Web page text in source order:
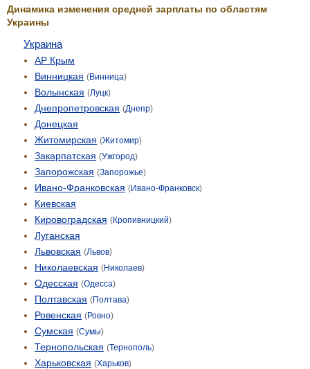
Динамика изменения средней зарплаты по областям
Украины
Украина
АР Крым
Винницкая (Винница)
Волынская (Луцк)
Днепропетровская (Днепр)
Донецкая
Житомирская (Житомир)
Закарпатская (Ужгород)
Запорожская (Запорожье)
Ивано-Франковская (Ивано-Франковск)
Киевская
Кировоградская (Кропивницкий)
Луганская
Львовская (Львов)
Николаевская (Николаев)
Одесская (Одесса)
Полтавская (Полтава)
Ровенская (Ровно)
Сумская (Сумы)
Тернопольская (Тернополь)
Харьковская (Харьков)